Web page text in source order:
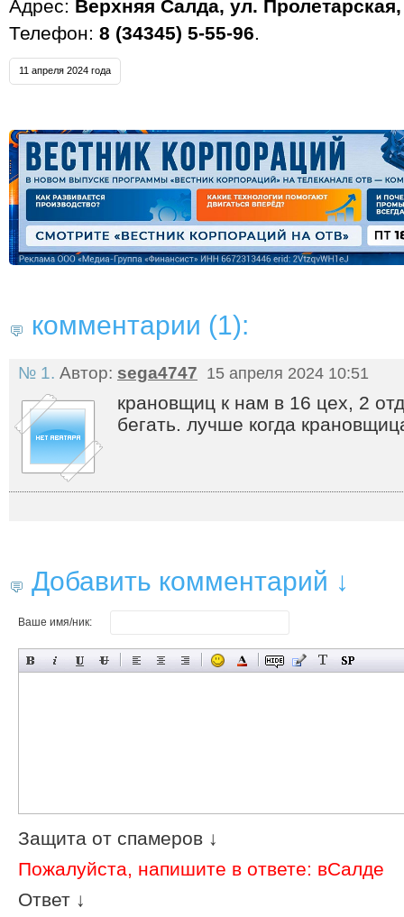
Адрес: Верхняя Салда, ул.
Телефон: 8 (34345) 5-55-96.
11 апреля 2024 года
комментарии (1):
№ 1. Автор: sega4747 15 апреля 2024 10:51
крановщиц к нам в 16 цех, 2
бегать. лучше когда
Добавить комментарий ↓
Ваше имя/ник:
Защита от спамеров ↓
Пожалуйста, напишите в ответе: вСалде
Ответ ↓